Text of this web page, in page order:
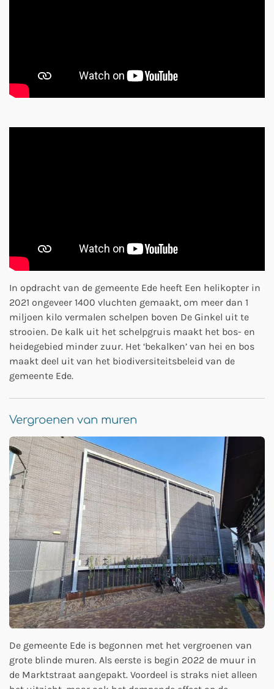
In opdracht van de gemeente Ede heeft Een helikopter in
2021 ongeveer 1400 vluchten gemaakt, om meer dan 1
miljoen kilo vermalen schelpen boven De Ginkel uit te
strooien. De kalk uit het schelpgruis maakt het bos- en
heidegebied minder zuur. Het ‘bekalken’ van hei en bos
maakt deel uit van het biodiversiteitsbeleid van de
gemeente Ede.
Vergroenen van muren
De gemeente Ede is begonnen met het vergroenen van
grote blinde muren. Als eerste is begin 2022 de muur in
de Marktstraat aangepakt. Voordeel is straks niet alleen